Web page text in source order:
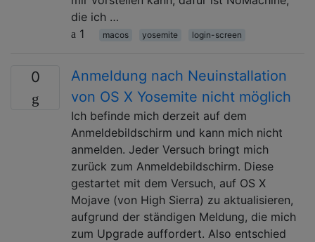
die ich …
1
macos yosemite login-screen
0
Anmeldung nach Neuinstallation
von OS X Yosemite nicht möglich
Ich befinde mich derzeit auf dem
Anmeldebildschirm und kann mich nicht
anmelden. Jeder Versuch bringt mich
zurück zum Anmeldebildschirm. Diese
gestartet mit dem Versuch, auf OS X
Mojave (von High Sierra) zu aktualisieren,
aufgrund der ständigen Meldung, die mich
zum Upgrade auffordert. Also entschied